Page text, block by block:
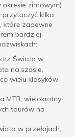
zimowym)
przytoczyć kilka
które zapewne
bardziej
Świata w
na szosie,
wielu klasyków
MTB, wielokrotny
tourów na
w przełajach,